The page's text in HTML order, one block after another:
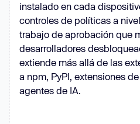
instalado en cada
controles de políticas a
trabajo de aprobación que
desarrolladores
extiende más allá de las
a npm, PyPI, extensiones
agentes de IA.